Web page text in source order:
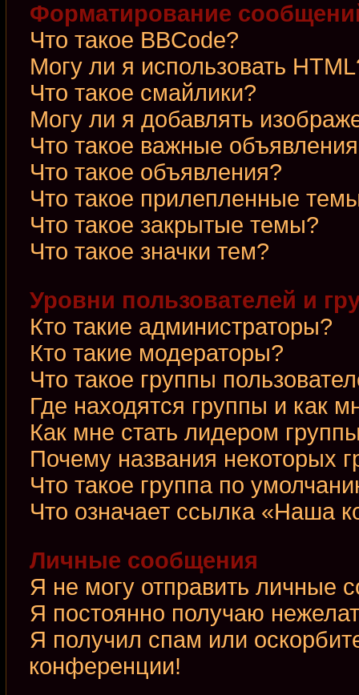
Форматирование
Что такое BBCode?
Могу ли я использовать
Что такое смайлики?
Могу ли я добавлять
Что такое важные
Что такое объявления?
Что такое прилепленные
Что такое закрытые темы?
Что такое значки тем?
Уровни пользователей и
Кто такие администраторы?
Кто такие модераторы?
Что такое группы
Где находятся группы и как
Как мне стать лидером
Почему названия некоторых
Что такое группа по
Что означает ссылка «Наша
Личные сообщения
Я не могу отправить личные
Я постоянно получаю
Я получил спам или
конференции!